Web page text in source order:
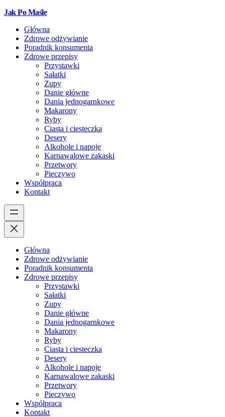
Jak Po Maśle
Główna
Zdrowe odżywianie
Poradnik konsumenta
Zdrowe przepisy
Przystawki
Sałatki
Zupy
Danie główne
Dania jednogarnkowe
Makarony
Ryby
Ciasta i ciesteczka
Desery
Alkohole i napoje
Karnawalowe zakaski
Przetwory
Pieczywo
Współpraca
Kontakt
Główna
Zdrowe odżywianie
Poradnik konsumenta
Zdrowe przepisy
Przystawki
Sałatki
Zupy
Danie główne
Dania jednogarnkowe
Makarony
Ryby
Ciasta i ciesteczka
Desery
Alkohole i napoje
Karnawalowe zakaski
Przetwory
Pieczywo
Współpraca
Kontakt